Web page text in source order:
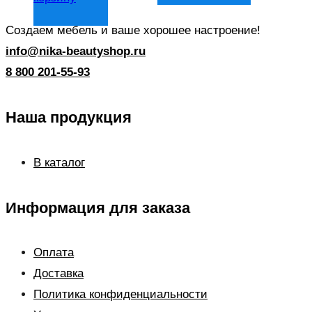
Создаем мебель и ваше хорошее настроение!
info@nika-beautyshop.ru
8 800 201-55-93
Наша продукция
В каталог
Информация для заказа
Оплата
Доставка
Политика конфиденциальности